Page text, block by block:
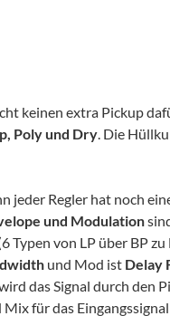
keinen extra Pickup
Poly und Dry. Die
jeder Regler hat noch
und Modulation
Typen von LP über BP
und Mod ist Delay
das Signal durch den
für das